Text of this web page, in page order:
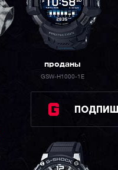
проданы
GSW-H1000-1E